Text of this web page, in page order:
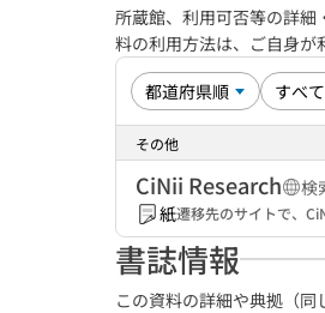
所蔵館、利用可否等の詳
料の利用方法は、ご自身が
その他
CiNii Research
検
紙遷移先のサイトで、
書誌情報
この資料の詳細や典拠（同